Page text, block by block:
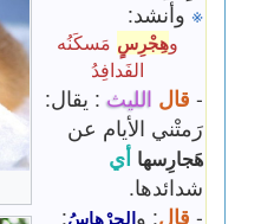
※ وأنشد:
وهِجْرِسٍمَسكَنُه
الفَدافِدُ
- قال الليث : يقال:
رَمتْني الأيام عن
هَجارِسهاأي
شدائدها.
- قال: والجِرْهاسُ: